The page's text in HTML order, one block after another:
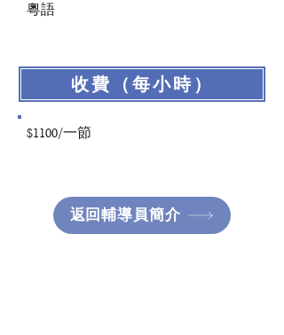
粵語
收費（每小時）
$1100/一節
返回輔導員簡介